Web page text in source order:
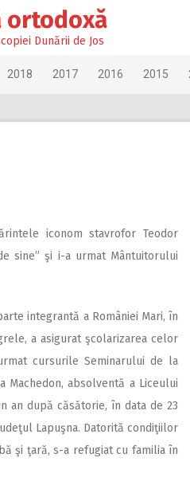
ortodoxă
Dunării de Jos
2018 2017 2016 2015
iconom stavrofor Teodor
sine” şi i-a urmat Mântuitorului
integrantă a României Mari, în
a asigurat şcolarizarea celor
cursurile Seminarului de la
Machedon, absolventă a Liceului
an după căsătorie, în data de 23
Lapuşna. Datorită condiţiilor
şi ţară, s-a refugiat cu familia în